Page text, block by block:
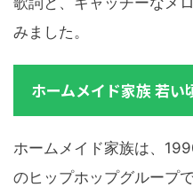
みました。
ホームメイド家族 若い
ホームメイド家族は、
のヒップホップグループで